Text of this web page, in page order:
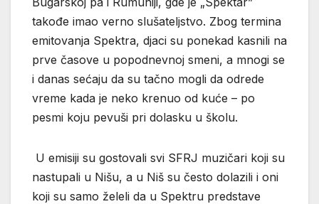
takođe imao verno slušateljstvo. Zbog termina
emitovanja Spektra, djaci su ponekad kasnili na
prve časove u popodnevnoj smeni, a mnogi se
i danas sećaju da su tačno mogli da odrede
vreme kada je neko krenuo od kuće – po
pesmi koju pevuši pri dolasku u školu.
U emisiji su gostovali svi SFRJ muzičari koji su
nastupali u Nišu, a u Niš su često dolazili i oni
koji su samo želeli da u Spektru predstave